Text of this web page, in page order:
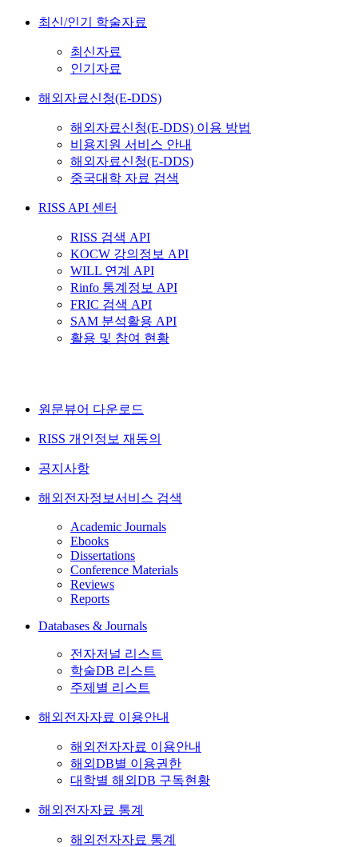
최신/인기 학술자료
최신자료
인기자료
해외자료신청(E-DDS)
해외자료신청(E-DDS) 이용 방법
비용지원 서비스 안내
해외자료신청(E-DDS)
중국대학 자료 검색
RISS API 센터
RISS 검색 API
KOCW 강의정보 API
WILL 연계 API
Rinfo 통계정보 API
FRIC 검색 API
SAM 분석활용 API
활용 및 참여 현황
원문뷰어 다운로드
RISS 개인정보 재동의
공지사항
해외전자정보서비스 검색
Academic Journals
Ebooks
Dissertations
Conference Materials
Reviews
Reports
Databases & Journals
전자저널 리스트
학술DB 리스트
주제별 리스트
해외전자자료 이용안내
해외전자자료 이용안내
해외DB별 이용권한
대학별 해외DB 구독현황
해외전자자료 통계
해외전자자료 통계